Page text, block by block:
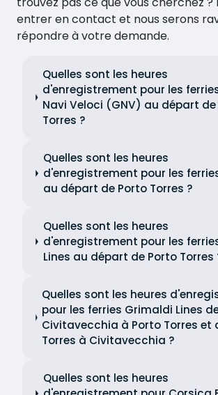
entrer en contact et nous serons
répondre à votre demande.
Quelles sont les heures
d'enregistrement pour les
Navi Veloci (GNV) au départ
Torres ?
Quelles sont les heures
d'enregistrement pour les
au départ de Porto Torres ?
Quelles sont les heures
d'enregistrement pour les
Lines au départ de Porto Torres
Quelles sont les heures
pour les ferries Grimaldi Lines
Civitavecchia à Porto Torres et
Torres à Civitavecchia ?
Quelles sont les heures